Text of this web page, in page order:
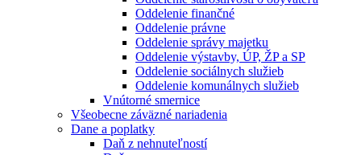
Oddelenie finančné
Oddelenie právne
Oddelenie správy majetku
Oddelenie výstavby, ÚP, ŽP a SP
Oddelenie sociálnych služieb
Oddelenie komunálnych služieb
Vnútorné smernice
Všeobecne záväzné nariadenia
Dane a poplatky
Daň z nehnuteľností